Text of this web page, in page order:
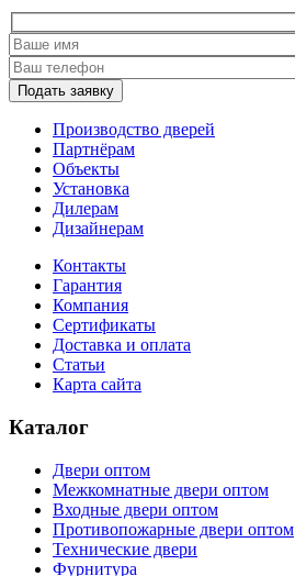
Подать заявку
Производство дверей
Партнёрам
Объекты
Установка
Дилерам
Дизайнерам
Контакты
Гарантия
Компания
Сертификаты
Доставка и оплата
Статьи
Карта сайта
Каталог
Двери оптом
Межкомнатные двери оптом
Входные двери оптом
Противопожарные двери оптом
Технические двери
Фурнитура